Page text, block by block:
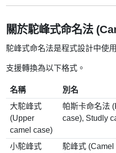
關於駝峰式命名法
駝峰式命名法是程式設計中使
支援轉換為以下格式。
名稱 別名
大駝峰式
(Upper
camel case)
帕斯卡命名法
case), Studly
小駝峰式
駝峰式 (Camel